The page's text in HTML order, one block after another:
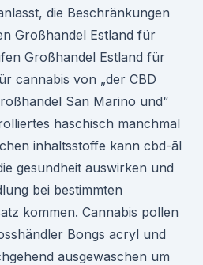
die Beschränkungen
Großhandel Estland für
Großhandel Estland für
cannabis von „der CBD
San Marino und“
haschisch manchmal
inhaltsstoffe kann cbd-ãl
gesundheit auswirken und
bei bestimmten
kommen. Cannabis pollen
Bongs acryl und
ausgewaschen um